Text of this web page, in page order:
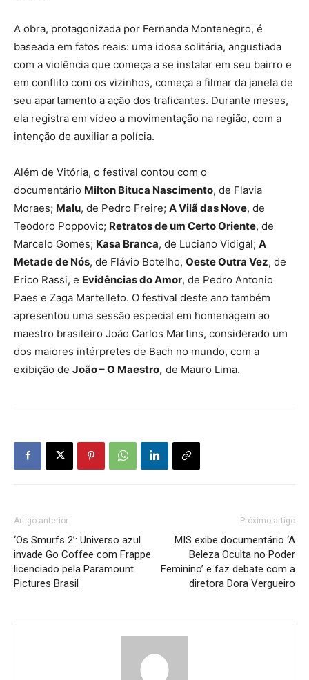
A obra, protagonizada por Fernanda Montenegro, é
baseada em fatos reais: uma idosa solitária, angustiada
com a violência que começa a se instalar em seu bairro e
em conflito com os vizinhos, começa a filmar da janela de
seu apartamento a ação dos traficantes. Durante meses,
ela registra em vídeo a movimentação na região, com a
intenção de auxiliar a polícia.
Além de Vitória, o festival contou com o
documentário Milton Bituca Nascimento, de Flavia
Moraes; Malu, de Pedro Freire; A Vilã das Nove, de
Teodoro Poppovic; Retratos de um Certo Oriente, de
Marcelo Gomes; Kasa Branca, de Luciano Vidigal; A
Metade de Nós, de Flávio Botelho, Oeste Outra Vez, de
Erico Rassi, e Evidências do Amor, de Pedro Antonio
Paes e Zaga Martelleto. O festival deste ano também
apresentou uma sessão especial em homenagem ao
maestro brasileiro João Carlos Martins, considerado um
dos maiores intérpretes de Bach no mundo, com a
exibição de João – O Maestro, de Mauro Lima.
Artigo anterior
‘Os Smurfs 2’: Universo azul
invade Go Coffee com Frappe
licenciado pela Paramount
Pictures Brasil
Próximo artigo
MIS exibe documentário ‘A
Beleza Oculta no Poder
Feminino’ e faz debate com a
diretora Dora Vergueiro